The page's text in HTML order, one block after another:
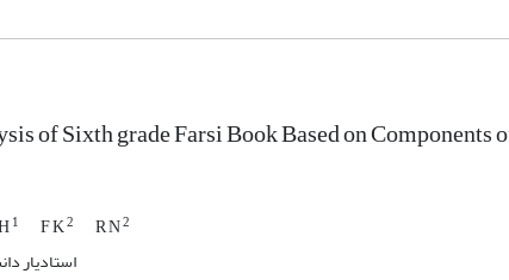
of Sixth grade Farsi Book Based on
1 F K2 R N2
استادیار